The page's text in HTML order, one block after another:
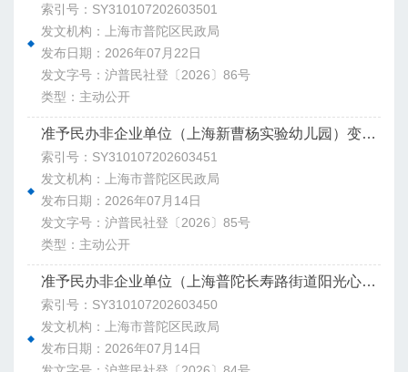
索引号：SY310107202603501
发文机构：上海市普陀区民政局
发布日期：2026年07月22日
发文字号：沪普民社登〔2026〕86号
类型：主动公开
准予民办非企业单位（上海新曹杨实验幼儿园）变更登记决定书
索引号：SY310107202603451
发文机构：上海市普陀区民政局
发布日期：2026年07月14日
发文字号：沪普民社登〔2026〕85号
类型：主动公开
准予民办非企业单位（上海普陀长寿路街道阳光心园）注销登记决定书
索引号：SY310107202603450
发文机构：上海市普陀区民政局
发布日期：2026年07月14日